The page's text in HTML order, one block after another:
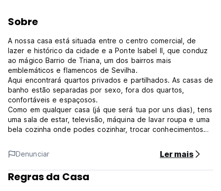
Sobre
A nossa casa está situada entre o centro comercial, de
lazer e histórico da cidade e a Ponte Isabel II, que conduz
ao mágico Barrio de Triana, um dos bairros mais
emblemáticos e flamencos de Sevilha.
Aqui encontrará quartos privados e partilhados. As casas de
banho estão separadas por sexo, fora dos quartos,
confortáveis e espaçosos.
Como em qualquer casa (já que será tua por uns dias), tens
uma sala de estar, televisão, máquina de lavar roupa e uma
bela cozinha onde podes cozinhar, trocar conhecimentos
manter a comida fresca no frigorífico.
E não se esqueça de visitar os nossos maravilhosos
terraços, com vistas espectaculares sobre a Catedral e a
Giralda, e onde pode encontrar actividades divertidas, bem
Denunciar Ler mais
Regras da Casa